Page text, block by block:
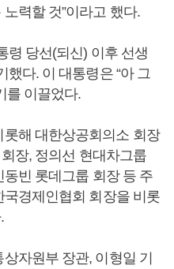
력할 것”이라고 했다.
령 당선(되신) 이후 선생
했다. 이 대통령은 “아 그
를 이끌었다.
롯해 대한상공회의소 회장
장, 정의선 현대차그룹
빈 롯데그룹 회장 등 주
국경제인협회 회장을 비롯
자원부 장관, 이형일 기